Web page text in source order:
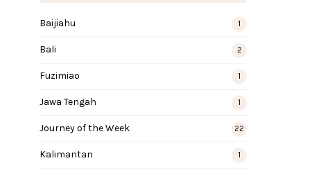
Baijiahu 1
Bali 2
Fuzimiao 1
Jawa Tengah 1
Journey of the Week 22
Kalimantan 1